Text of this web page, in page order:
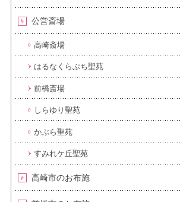
公営斎場
高崎斎場
はるなくらぶち聖苑
前橋斎場
しらゆり聖苑
かぶら聖苑
すみれケ丘聖苑
高崎市のお布施